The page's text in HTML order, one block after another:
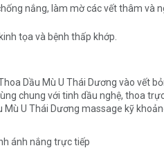
nắng, làm mờ các vết thâm và
tọa và bệnh thấp khớp.
Dầu Mù U Thái Dương vào vết
chung với tinh dầu nghệ, thoa
Mù U Thái Dương massage kỹ
ánh nắng trực tiếp